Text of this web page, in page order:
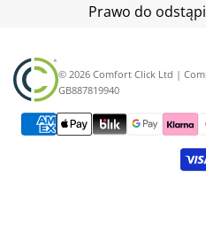
Prawo do
© 2026 Comfort Click Ltd |
GB887819940